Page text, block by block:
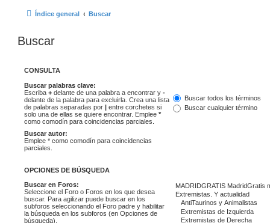
Índice general Buscar
Buscar
CONSULTA
Buscar palabras clave:
Escriba + delante de una palabra a encontrar y -
delante de la palabra para excluirla. Crea una lista
de palabras separadas por | entre corchetes si
solo una de ellas se quiere encontrar. Emplee *
como comodín para coincidencias parciales.
Buscar todos los términos
Buscar cualquier término
Buscar autor:
Emplee * como comodín para coincidencias
parciales.
OPCIONES DE BÚSQUEDA
Buscar en Foros:
Seleccione el Foro o Foros en los que desea
buscar. Para agilizar puede buscar en los
subforos seleccionando el Foro padre y habilitar
la búsqueda en los subforos (en Opciones de
búsqueda).